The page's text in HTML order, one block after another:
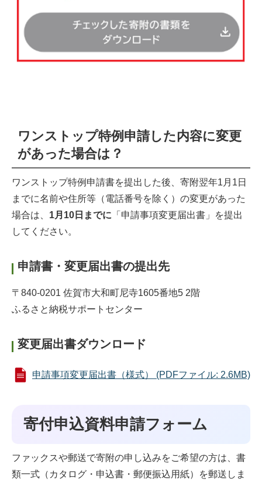
ワンストップ特例申請した内容に変更
があった場合は？
ワンストップ特例申請書を提出した後、寄附翌年1月1日
までに名前や住所等（電話番号を除く）の変更があった
場合は、 1月10日までに 「申請事項変更届出書」を提出
してください。
申請書・変更届出書の提出先
〒840-0201 佐賀市大和町尼寺1605番地5 2階
ふるさと納税サポートセンター
変更届出書ダウンロード
申請事項変更届出書（様式） (PDFファイル: 2.6MB)
寄付申込資料申請フォーム
ファックスや郵送で寄附の申し込みをご希望の方は、書
類一式（カタログ・申込書・郵便振込用紙）を郵送しま